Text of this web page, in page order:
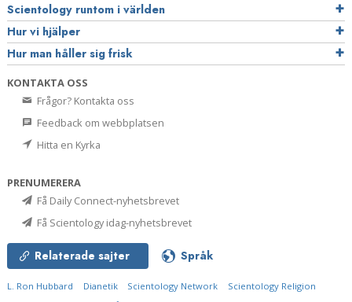
Scientology runtom i världen
Hur vi hjälper
Hur man håller sig frisk
KONTAKTA OSS
Frågor? Kontakta oss
Feedback om webbplatsen
Hitta en Kyrka
PRENUMERERA
Få Daily Connect-nyhetsbrevet
Få Scientology idag-nyhetsbrevet
Relaterade sajter Språk
L. Ron Hubbard Dianetik Scientology Network
Scientology Religion